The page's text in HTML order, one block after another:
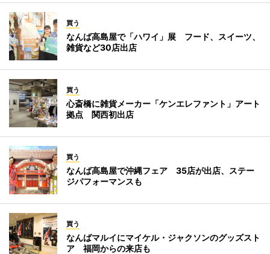
買う
なんば高島屋で「ハワイ」展 フード、スイーツ、
雑貨など30店出店
買う
心斎橋に雑貨メーカー「ケンエレファント」アート
拠点 関西初出店
買う
なんば高島屋で沖縄フェア 35店が出店、ステー
ジパフォーマンスも
買う
なんばマルイにマイケル・ジャクソンのグッズスト
ア 福岡からの来店も